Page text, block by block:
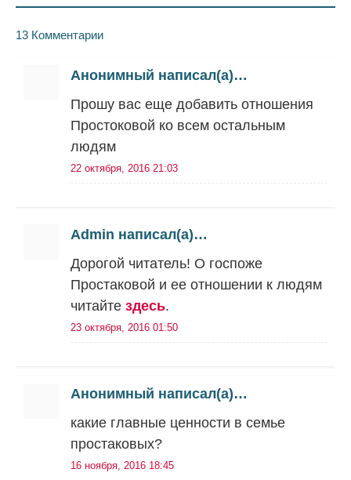
13 Комментарии
Анонимный написал(а)…
Прошу вас еще добавить отношения
Простоковой ко всем остальным
людям
22 октября, 2016 21:03
Admin написал(а)…
Дорогой читатель! О госпоже
Простаковой и ее отношении к людям
читайте здесь.
23 октября, 2016 01:50
Анонимный написал(а)…
какие главные ценности в семье
простаковых?
16 ноября, 2016 18:45